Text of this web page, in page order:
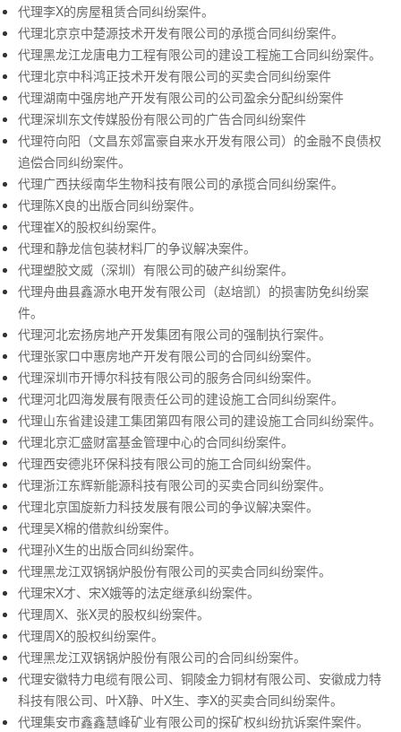
代理李X的房屋租赁合同纠纷案件。
代理北京京中楚源技术开发有限公司的承揽合同纠纷案件。
代理黑龙江龙唐电力工程有限公司的建设工程施工合同纠纷案件。
代理北京中科鸿正技术开发有限公司的买卖合同纠纷案件
代理湖南中强房地产开发有限公司的公司盈余分配纠纷案件
代理深圳东文传媒股份有限公司的广告合同纠纷案件
代理符向阳（文昌东郊富豪自来水开发有限公司）的金融不良债权
追偿合同纠纷案件。
代理广西扶绥南华生物科技有限公司的承揽合同纠纷案件。
代理陈X良的出版合同纠纷案件。
代理崔X的股权纠纷案件。
代理和静龙信包装材料厂的争议解决案件。
代理塑胶文威（深圳）有限公司的破产纠纷案件。
代理舟曲县鑫源水电开发有限公司（赵培凯）的损害防免纠纷案
件。
代理河北宏扬房地产开发集团有限公司的强制执行案件。
代理张家口中惠房地产开发有限公司的合同纠纷案件。
代理深圳市开博尔科技有限公司的服务合同纠纷案件。
代理河北四海发展有限责任公司的建设施工合同纠纷案件。
代理山东省建设建工集团第四有限公司的建设施工合同纠纷案件。
代理北京汇盛财富基金管理中心的合同纠纷案件。
代理西安德兆环保科技有限公司的施工合同纠纷案件。
代理浙江东辉新能源科技有限公司的买卖合同纠纷案件。
代理北京国旋新力科技发展有限公司的争议解决案件。
代理吴X棉的借款纠纷案件。
代理孙X生的出版合同纠纷案件。
代理黑龙江双锅锅炉股份有限公司的买卖合同纠纷案件。
代理宋X才、宋X娥等的法定继承纠纷案件。
代理周X、张X灵的股权纠纷案件。
代理周X的股权纠纷案件。
代理黑龙江双锅锅炉股份有限公司的合同纠纷案件。
代理安徽特力电缆有限公司、铜陵金力铜材有限公司、安徽成力特
科技有限公司、叶X静、叶X生、李X的买卖合同纠纷案件。
代理集安市鑫鑫慧峰矿业有限公司的探矿权纠纷抗诉案件案件。